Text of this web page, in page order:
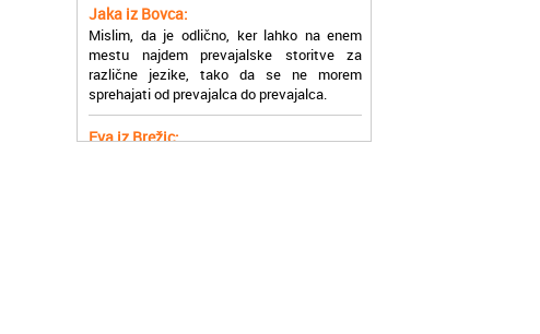
mestu najdem prevajalske storitve za
različne jezike, tako da se ne morem
sprehajati od prevajalca do prevajalca.
Eva iz Brežic:
jezik, na spletu sem našla Oxford, jih